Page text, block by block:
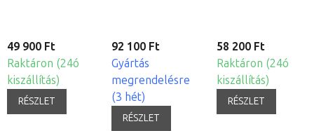
49 900 Ft
Raktáron (24ó
kiszállítás)
RÉSZLET
92 100 Ft
Gyártás
megrendelésre
(3 hét)
RÉSZLET
58 200 Ft
Raktáron (24ó
kiszállítás)
RÉSZLET